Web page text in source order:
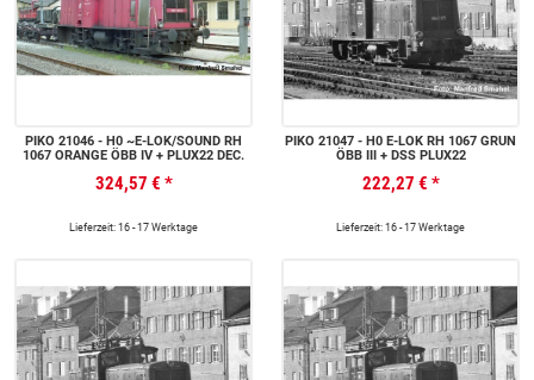
PIKO 21046 - H0 ~E-LOK/SOUND RH
1067 ORANGE ÖBB IV + PLUX22 DEC.
324,57 € *
Lieferzeit: 16 - 17 Werktage
PIKO 21047 - H0 E-LOK RH 1067 GRÜN
ÖBB III + DSS PLUX22
222,27 € *
Lieferzeit: 16 - 17 Werktage